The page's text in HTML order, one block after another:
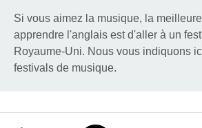
Si vous aimez la musique, la
apprendre l'anglais est d'aller à un
Royaume-Uni. Nous vous indiquons
festivals de musique.